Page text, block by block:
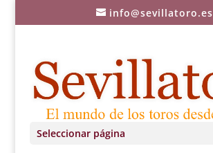
info@sevillatoro.es
Seleccionar página